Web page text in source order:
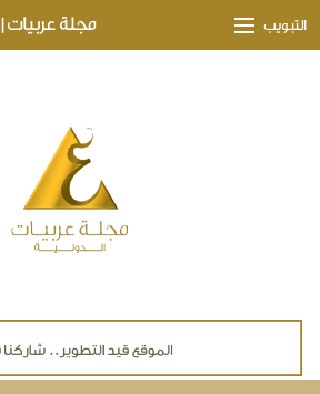
مجلة عربيات | Arabiyat Magazine التبويب